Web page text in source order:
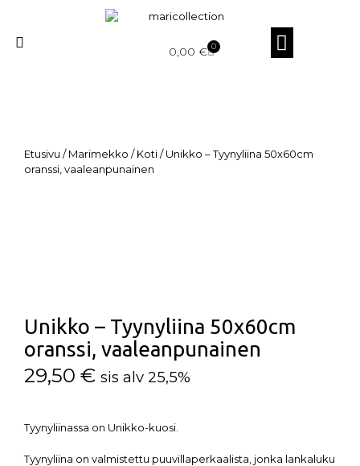
0,00 € 0
Etusivu /Marimekko /Koti/ Unikko – Tyynyliina 50x60cm
oranssi, vaaleanpunainen
Unikko – Tyynyliina 50x60cm
oranssi, vaaleanpunainen
29,50 € sis alv 25,5%
Tyynyliinassa on Unikko-kuosi.
Tyynyliina on valmistettu puuvillaperkaalista, jonka lankaluku